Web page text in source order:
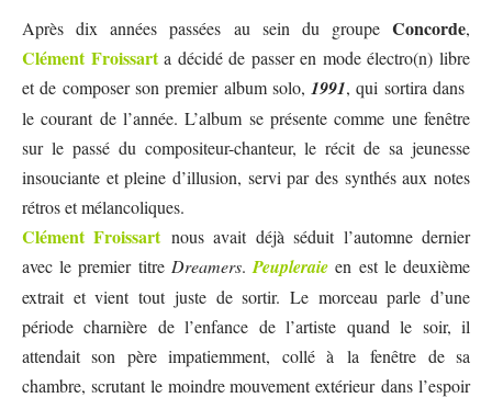
Après dix années passées au sein du groupe Concorde,
ClémentFroissart a décidé de passer en mode électro(n) libre
et de composer son premier album solo, 1991, qui sortira dans
le courant de l’année. L’album se présente comme une fenêtre
sur le passé du compositeur-chanteur, le récit de sa jeunesse
insouciante et pleine d’illusion, servi par des synthés aux notes
rétros et mélancoliques.
ClémentFroissartnous avait déjà séduit l’automne dernier
avec le premier titre Dreamers.Peupleraieen est le deuxième
extrait et vient tout juste de sortir. Le morceau parle d’une
période charnière de l’enfance de l’artiste quand le soir, il
attendait son père impatiemment, collé à la fenêtre de sa
chambre, scrutant le moindre mouvement extérieur dans l’espoir